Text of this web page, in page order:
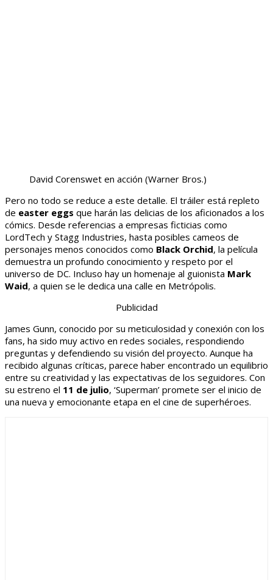
David Corenswet en acción (Warner Bros.)
Pero no todo se reduce a este detalle. El tráiler está repleto
de easter eggs que harán las delicias de los aficionados a los
cómics. Desde referencias a empresas ficticias como
LordTech y Stagg Industries, hasta posibles cameos de
personajes menos conocidos como Black Orchid, la película
demuestra un profundo conocimiento y respeto por el
universo de DC. Incluso hay un homenaje al guionista Mark
Waid, a quien se le dedica una calle en Metrópolis.
Publicidad
James Gunn, conocido por su meticulosidad y conexión con los
fans, ha sido muy activo en redes sociales, respondiendo
preguntas y defendiendo su visión del proyecto. Aunque ha
recibido algunas críticas, parece haber encontrado un equilibrio
entre su creatividad y las expectativas de los seguidores. Con
su estreno el 11 de julio, ‘Superman’ promete ser el inicio de
una nueva y emocionante etapa en el cine de superhéroes.